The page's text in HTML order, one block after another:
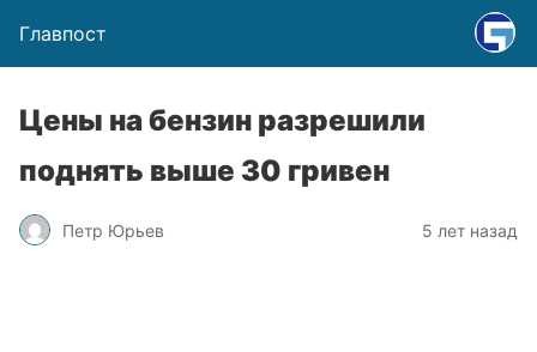
Главпост
Цены на бензин разрешили
поднять выше 30 гривен
Петр Юрьев 5 лет назад